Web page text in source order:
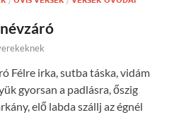
Félre irka, sutba táska, vidám
gyorsan a padlásra, őszig
elő labda szállj az égnél